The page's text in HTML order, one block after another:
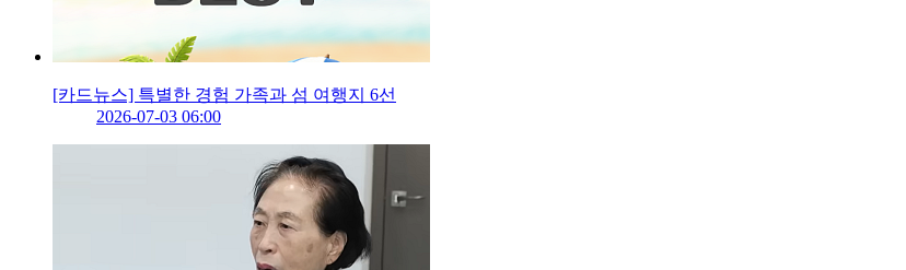
[카드뉴스] 특별한 경험 가족과 섬 여행지 6선
2026-07-03 06:00